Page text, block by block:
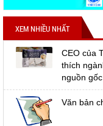
XEM NHIỀU NHẤT
CEO của
thích
nguồn
Văn bản